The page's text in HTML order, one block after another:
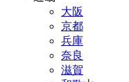
大阪
京都
兵庫
奈良
滋賀